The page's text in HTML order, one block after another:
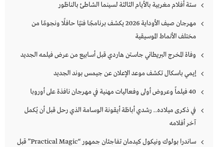
ستة أفلام مغربية بالأيام الثالثة لسينما الشاطئ بالناظور
مهرجان صيف الأوداية 2026 يكشف برنامجًا فنيًا حافلًا ونجومًا من
مختلف الأنماط الموسيقية
وفاة المخرج البريطاني جاستن هاردي قبل أسابيع من عرض فيلمه الجديد
إيمي باسكال تكشف موعد الإعلان عن جيمس بوند الجديد
40 فيلماً وعروض أولى وفعاليات مهنية في مهرجان نافذة على أوروبا
في ذكرى ميلاده.. رشدي أباظة أيقونة الوسامة الذي رحل قبل أن يُكمل
آخر أفلامه
ساندرا بولوك ونيكول كيدمان تفاجئان جمهور “Practical Magic” قبل